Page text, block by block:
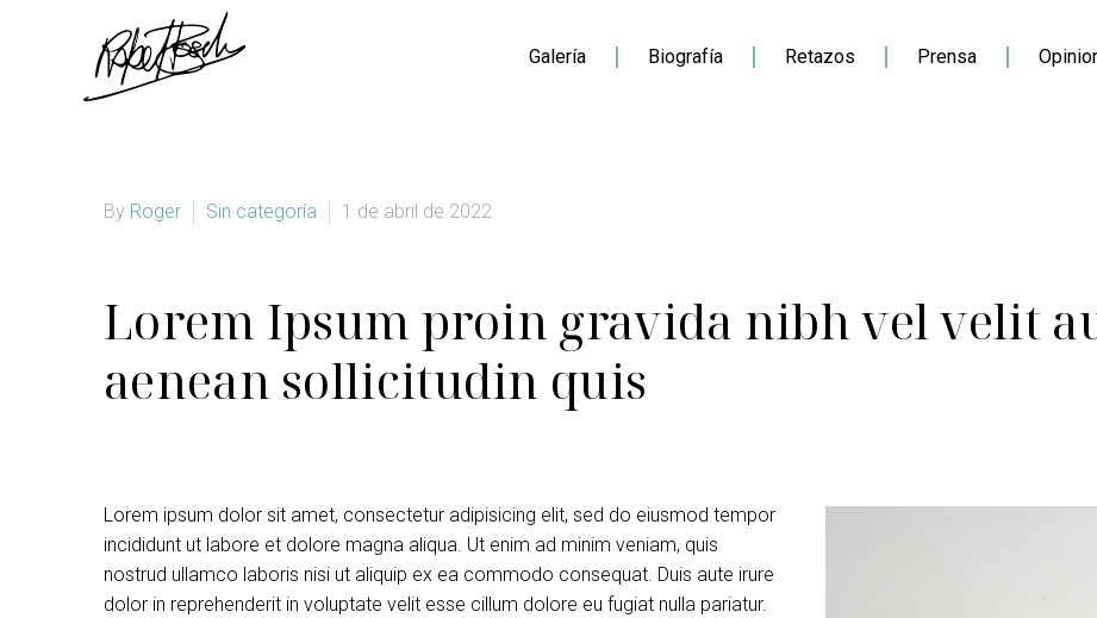
Galería Biografía Retazos Prensa
By Roger Sin categoría 1 de abril de 2022
Lorem Ipsum proin gravida nibh vel velit
aenean sollicitudin quis
Lorem ipsum dolor sit amet, consectetur adipisicing elit, sed do eiusmod tempor
incididunt ut labore et dolore magna aliqua. Ut enim ad minim veniam, quis
nostrud ullamco laboris nisi ut aliquip ex ea commodo consequat. Duis aute irure
dolor in reprehenderit in voluptate velit esse cillum dolore eu fugiat nulla pariatur.